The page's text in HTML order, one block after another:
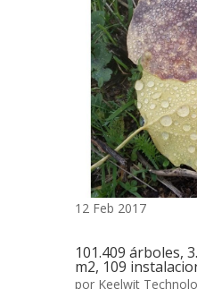
12 Feb 2017
101.409 árboles,
m2, 109
por Keelwit